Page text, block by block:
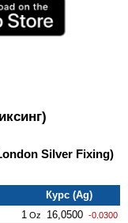
Silver Fixing)
Курс (Ag)
1 Oz 16,0500 -0.0300